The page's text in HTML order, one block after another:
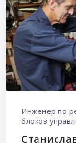
Инженер по
блоков